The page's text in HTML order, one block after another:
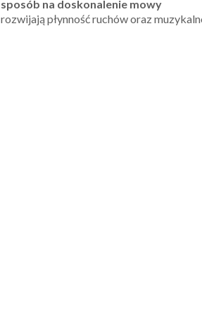
sposób na doskonalenie mowy
rozwijają płynność ruchów oraz